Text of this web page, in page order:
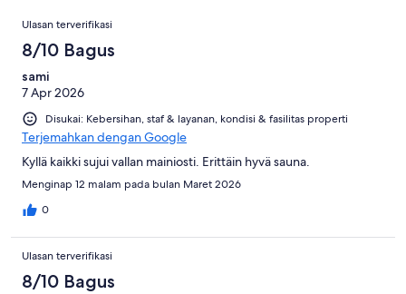
dari
ulasan
Ulasan
Ulasan terverifikasi
8/10 Bagus
sami
7 Apr 2026
Disukai: Kebersihan, staf & layanan, kondisi & fasilitas properti
Terjemahkan dengan Google
Kyllä kaikki sujui vallan mainiosti. Erittäin hyvä sauna.
Menginap 12 malam pada bulan Maret 2026
0
Ulasan terverifikasi
8/10 Bagus